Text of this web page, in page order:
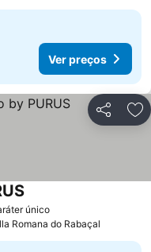
Ver preços
Partilhar
únicoVer preços
Romana do Rabaçal